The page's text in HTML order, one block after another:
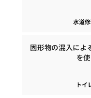
水道
固形物の混入によ
を
トイ